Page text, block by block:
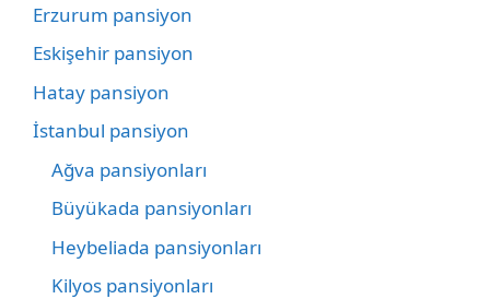
Erzurum pansiyon
Eskişehir pansiyon
Hatay pansiyon
İstanbul pansiyon
Ağva pansiyonları
Büyükada pansiyonları
Heybeliada pansiyonları
Kilyos pansiyonları